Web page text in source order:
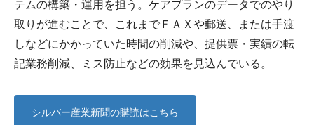
テムの構築・運用を担う。ケアプランのデータでのやり
取りが進むことで、これまでＦＡＸや郵送、または手渡
しなどにかかっていた時間の削減や、提供票・実績の転
記業務削減、ミス防止などの効果を見込んでいる。
シルバー産業新聞の購読はこちら